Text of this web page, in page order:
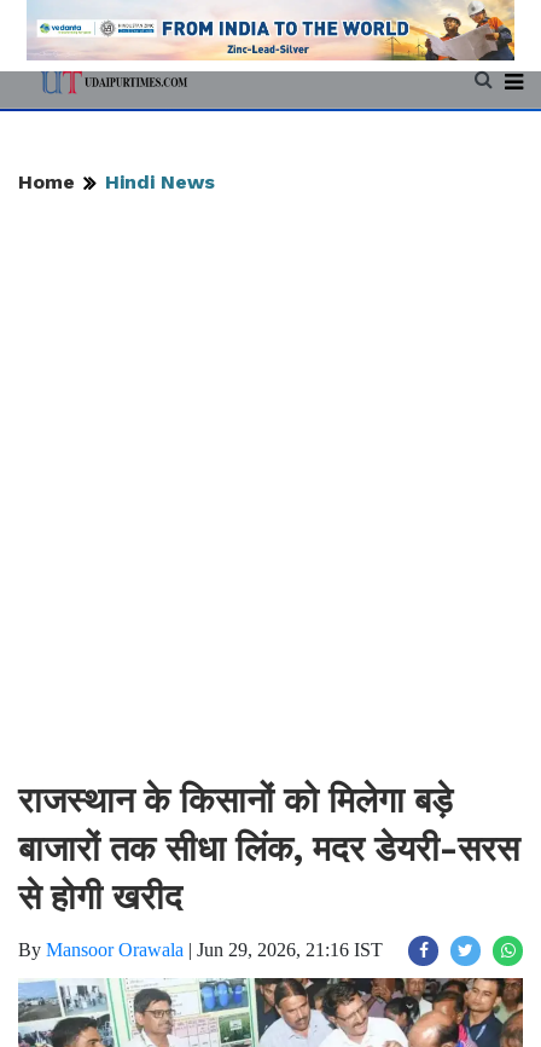
Home Hindi News
राजस्थान के किसानों को मिलेगा बड़े
बाजारों तक सीधा लिंक, मदर डेयरी-सरस
से होगी खरीद
By Mansoor Orawala | Jun 29, 2026, 21:16 IST